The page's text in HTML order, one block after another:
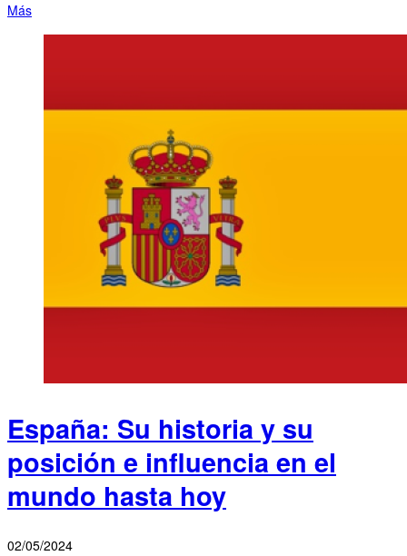
Más
España: Su historia y su
posición e influencia en el
mundo hasta hoy
02/05/2024